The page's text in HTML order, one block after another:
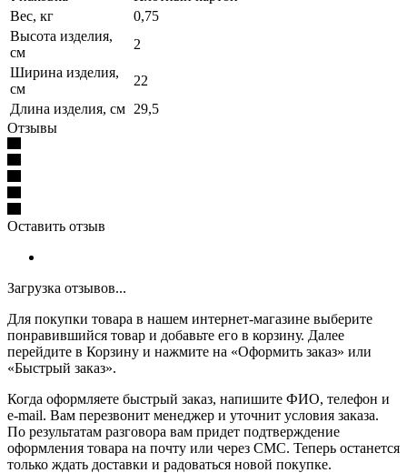
Вес, кг
0,75
Высота изделия,
см
2
Ширина изделия,
см
22
Длина изделия, см 29,5
Отзывы
Оставить отзыв
Загрузка отзывов...
Для покупки товара в нашем интернет-магазине выберите
понравившийся товар и добавьте его в корзину. Далее
перейдите в Корзину и нажмите на «Оформить заказ» или
«Быстрый заказ».
Когда оформляете быстрый заказ, напишите ФИО, телефон и
e-mail. Вам перезвонит менеджер и уточнит условия заказа.
По результатам разговора вам придет подтверждение
оформления товара на почту или через СМС. Теперь останется
только ждать доставки и радоваться новой покупке.